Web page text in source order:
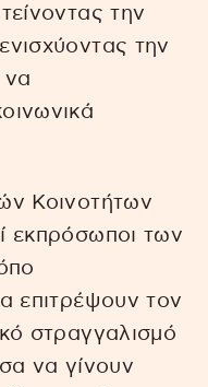
την
την
να
Κοινοτήτων
εκπρόσωποι των
επιτρέψουν τον
στραγγαλισμό
να γίνουν